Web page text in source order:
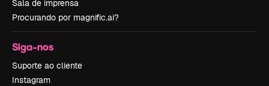
Sala de imprensa
Procurando por magnific.ai?
Siga-nos
Suporte ao cliente
Instagram